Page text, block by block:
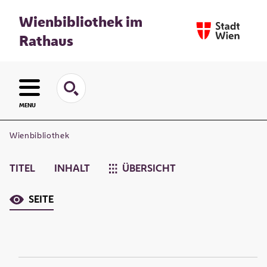
Wienbibliothek im
Rathaus
MENU
Wienbibliothek
TITEL INHALT ÜBERSICHT
SEITE